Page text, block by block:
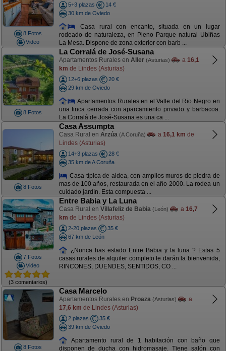
8 Fotos
Video
5+3 plazas
14 €
30 km de Oviedo
Casa rural con encanto, situada en un lugar
rodeado de naturaleza, en Pleno Parque natural Ubiñas
La Mesa. Dispone de zona exterior con barb ...
8 Fotos
La Corralá de José-Susana
Apartamentos Rurales en Aller (Asturias) a 16,1
km de Lindes (Asturias)
12+6 plazas
20 €
29 km de Oviedo
Apartamentos Rurales en el Valle del Rio Negro en
una finca cerrada con aparcamiento privado y barbacoa.
La Corralá de José-Susana es una ca ...
8 Fotos
Casa Assumpta
Casa Rural en Arzúa (A Coruña) a 16,1 km de
Lindes (Asturias)
14+3 plazas
28 €
35 km de A Coruña
Casa típica de aldea, con amplios muros de piedra de
mas de 100 años, restaurada en el año 2000. La rodea un
cuidado jardín. Esta compuesta ...
7 Fotos
Video
(3 comentarios)
Entre Babia y La Luna
Casa Rural en Villafeliz de Babia (León) a 16,7
km de Lindes (Asturias)
2-20 plazas
35 €
67 km de León
¿Nunca has estado Entre Babia y la luna ? Estas 5
casas rurales de alquiler completo te darán la bienvenida,
RINCONES, DUENDES, SENTIDOS, CO ...
8 Fotos
Casa Marcelo
Apartamentos Rurales en Proaza (Asturias)
a
17,6 km de Lindes (Asturias)
2 plazas
35 €
39 km de Oviedo
Apartamento rural de 1 habitación con baño que
disponen de ducha con hidromasaje. Tiene salón con